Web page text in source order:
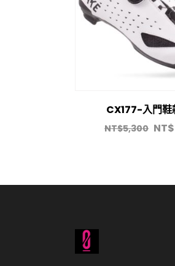
CX177-入門
NT$5,300 NT$